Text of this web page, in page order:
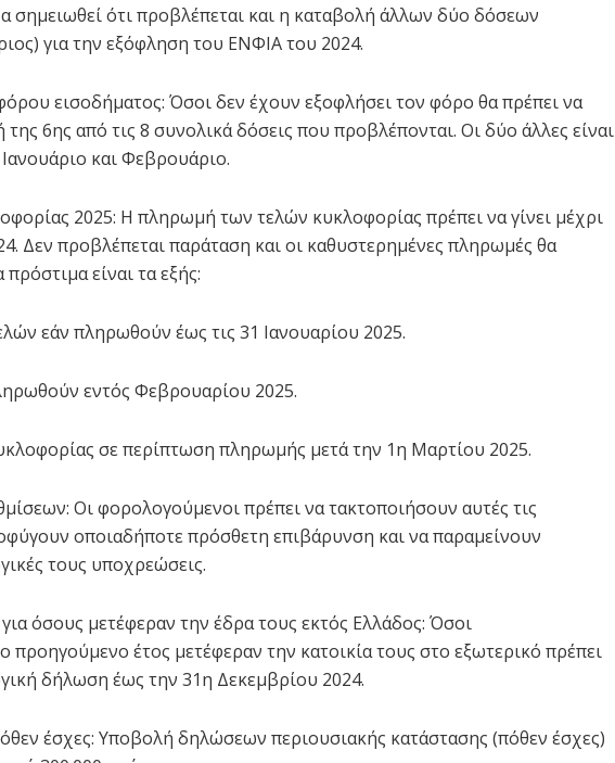
ότι προβλέπεται και η καταβολή άλλων δύο δόσεων
για την εξόφληση του ΕΝΦΙΑ του 2024.
εισοδήματος: Όσοι δεν έχουν εξοφλήσει τον φόρο θα πρέπει να
6ης από τις 8 συνολικά δόσεις που προβλέπονται. Οι δύο άλλες είναι
και Φεβρουάριο.
2025: Η πληρωμή των τελών κυκλοφορίας πρέπει να γίνει μέχρι
Δεν προβλέπεται παράταση και οι καθυστερημένες πληρωμές θα
είναι τα εξής:
εάν πληρωθούν έως τις 31 Ιανουαρίου 2025.
εντός Φεβρουαρίου 2025.
σε περίπτωση πληρωμής μετά την 1η Μαρτίου 2025.
Οι φορολογούμενοι πρέπει να τακτοποιήσουν αυτές τις
οποιαδήποτε πρόσθετη επιβάρυνση και να παραμείνουν
τους υποχρεώσεις.
όσους μετέφεραν την έδρα τους εκτός Ελλάδος: Όσοι
προηγούμενο έτος μετέφεραν την κατοικία τους στο εξωτερικό πρέπει
δήλωση έως την 31η Δεκεμβρίου 2024.
έσχες: Υποβολή δηλώσεων περιουσιακής κατάστασης (πόθεν έσχες)